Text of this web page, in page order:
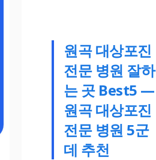
원곡 대상포진
전문 병원 잘하
는 곳 Best5 —
원곡 대상포진
전문 병원 5군
데 추천